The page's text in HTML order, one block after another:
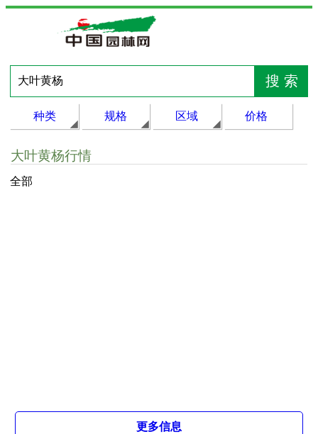
种类 规格 区域 价格
大叶黄杨行情
全部
更多信息